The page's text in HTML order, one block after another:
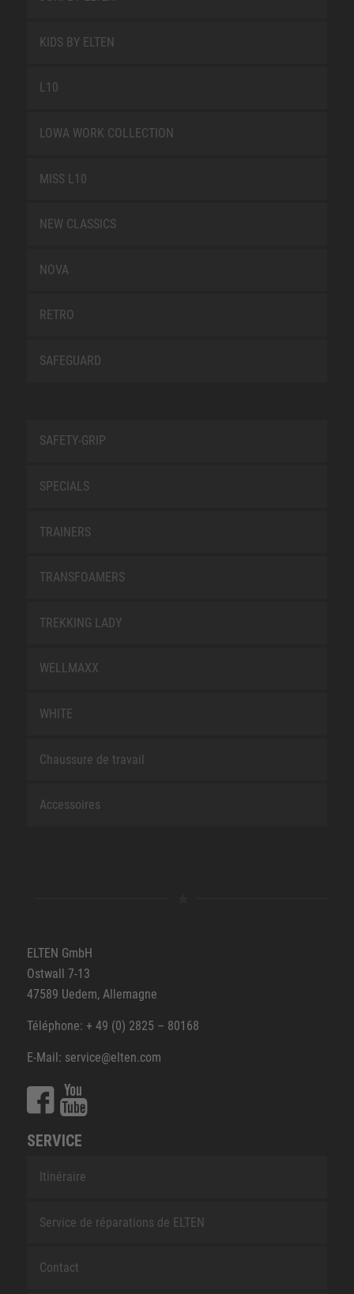
KIDS BY ELTEN
L10
LOWA WORK COLLECTION
MISS L10
NEW CLASSICS
NOVA
RETRO
SAFEGUARD
SAFETY-GRIP
SPECIALS
TRAINERS
TRANSFOAMERS
TREKKING LADY
WELLMAXX
WHITE
Chaussure de travail
Accessoires
ELTEN GmbH
Ostwall 7-13
47589 Uedem, Allemagne
Téléphone: + 49 (0) 2825 – 80168
E-Mail: service@elten.com
SERVICE
Itinéraire
Service de réparations de ELTEN
Contact